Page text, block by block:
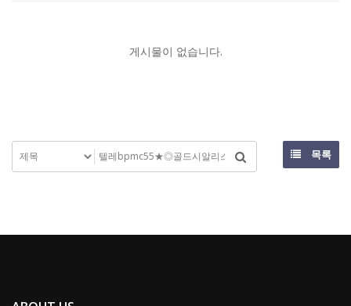
게시물이 없습니다.
목록